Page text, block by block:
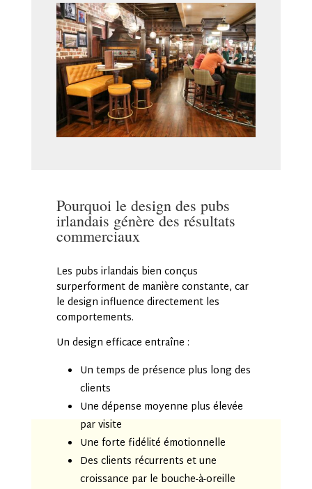
Pourquoi le design des pubs
irlandais génère des résultats
commerciaux
Les pubs irlandais bien conçus
surperforment de manière constante, car
le design influence directement les
comportements.
Un design efficace entraîne :
Un temps de présence plus long des
clients
Une dépense moyenne plus élevée
par visite
Une forte fidélité émotionnelle
Des clients récurrents et une
croissance par le bouche-à-oreille